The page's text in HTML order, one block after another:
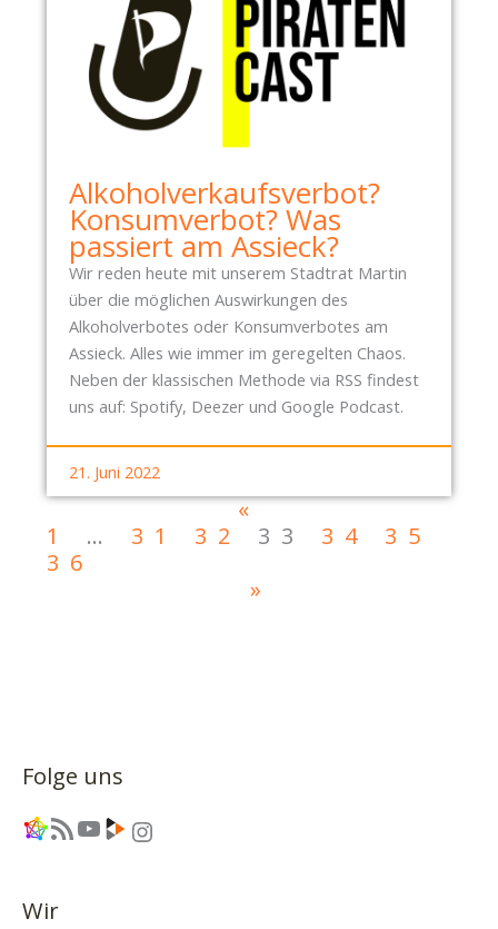
Alkoholverkaufsverbot?
Konsumverbot? Was
passiert am Assieck?
Wir reden heute mit unserem Stadtrat Martin
über die möglichen Auswirkungen des
Alkoholverbotes oder Konsumverbotes am
Assieck. Alles wie immer im geregelten Chaos.
Neben der klassischen Methode via RSS findest
uns auf: Spotify, Deezer und Google Podcast.
21. Juni 2022
«
1
… 31 32 33 34
35
36
»
Folge uns
Link RSS-Feed YouTube Link Instagram
Wir